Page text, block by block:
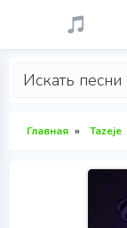
Главная » Tazeje